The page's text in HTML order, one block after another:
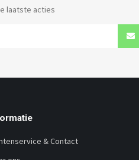
laatste acties
& Contact